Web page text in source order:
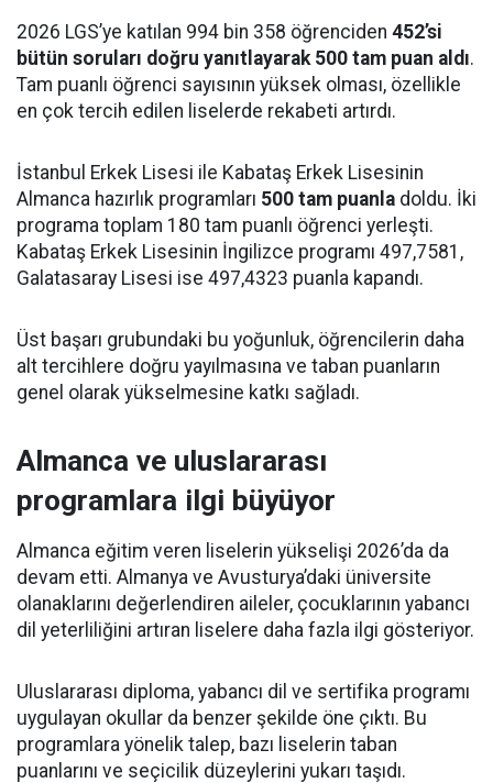
2026 LGS’ye katılan 994 bin 358 öğrenciden 452’si
bütün soruları doğru yanıtlayarak 500 tam puan aldı.
Tam puanlı öğrenci sayısının yüksek olması, özellikle
en çok tercih edilen liselerde rekabeti artırdı.
İstanbul Erkek Lisesi ile Kabataş Erkek Lisesinin
Almanca hazırlık programları 500 tam puanla doldu. İki
programa toplam 180 tam puanlı öğrenci yerleşti.
Kabataş Erkek Lisesinin İngilizce programı 497,7581,
Galatasaray Lisesi ise 497,4323 puanla kapandı.
Üst başarı grubundaki bu yoğunluk, öğrencilerin daha
alt tercihlere doğru yayılmasına ve taban puanların
genel olarak yükselmesine katkı sağladı.
Almanca ve uluslararası
programlara ilgi büyüyor
Almanca eğitim veren liselerin yükselişi 2026’da da
devam etti. Almanya ve Avusturya’daki üniversite
olanaklarını değerlendiren aileler, çocuklarının yabancı
dil yeterliliğini artıran liselere daha fazla ilgi gösteriyor.
Uluslararası diploma, yabancı dil ve sertifika programı
uygulayan okullar da benzer şekilde öne çıktı. Bu
programlara yönelik talep, bazı liselerin taban
puanlarını ve seçicilik düzeylerini yukarı taşıdı.